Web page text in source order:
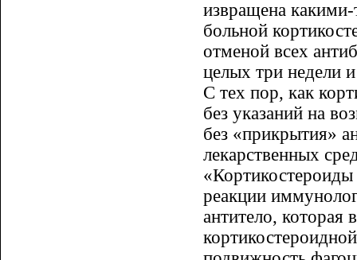
извращена
больной
отменой всех
целых три недели
С тех пор, как
без указаний на
без «прикрытия»
лекарственных
реакции
антитело,